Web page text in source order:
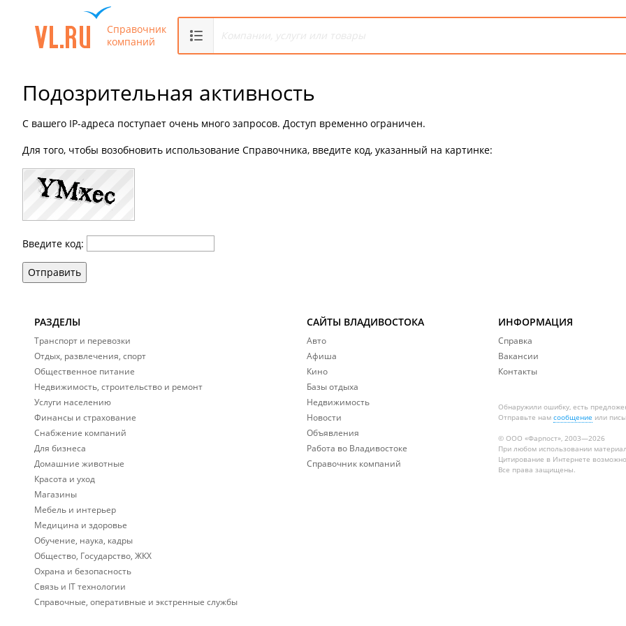
Справочник
компаний
Подозрительная активность
С вашего IP-адреса поступает очень много запросов. Доступ временно ограничен.
Для того, чтобы возобновить использование Справочника, введите код, указанный на картинке:
Введите код:
Отправить
РАЗДЕЛЫ
Транспорт и перевозки
Отдых, развлечения, спорт
Общественное питание
Недвижимость, строительство и ремонт
Услуги населению
Финансы и страхование
Снабжение компаний
Для бизнеса
Домашние животные
Красота и уход
Магазины
Мебель и интерьер
Медицина и здоровье
Обучение, наука, кадры
Общество, Государство, ЖКХ
Охрана и безопасность
Связь и IT технологии
Справочные, оперативные и экстренные службы
САЙТЫ ВЛАДИВОСТОКА
Авто
Афиша
Кино
Базы отдыха
Недвижимость
Новости
Объявления
Работа во Владивостоке
Справочник компаний
ИНФОРМАЦИЯ
Справка
Вакансии
Контакты
Обнаружили ошибку, есть
Отправьте нам сообщение или
© ООО «Фарпост», 2003—2026
При любом использовании
Цитирование в Интернете
Все права защищены.